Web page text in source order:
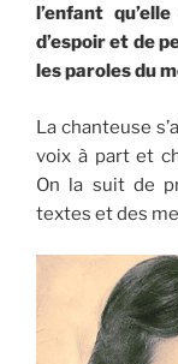
l’enfant
d’espoir et de
les paroles du
La chanteuse
voix à part et
On la suit de
textes et des